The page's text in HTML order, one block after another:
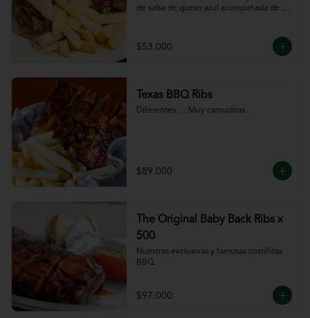
de salsa de queso azul acompañada de
$53.000
Texas BBQ Ribs
Diferentes … Muy carnuditas.
$89.000
The Original Baby Back Ribs x
500
Nuestras exclusivas y famosas costillitas
BBQ.
$97.000